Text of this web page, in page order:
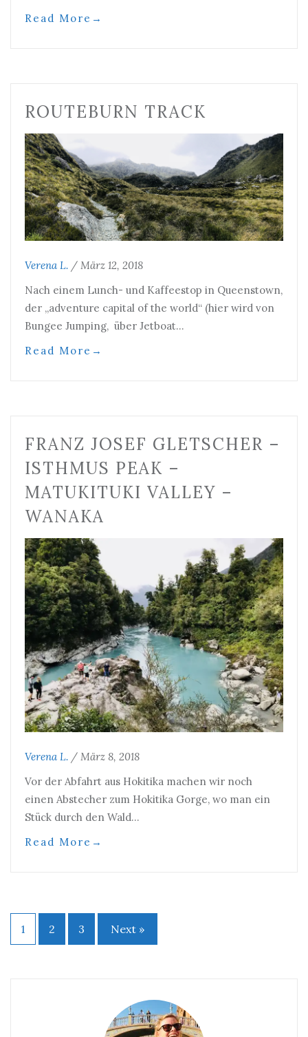
Read More →
ROUTEBURN TRACK
Verena L. / März 12, 2018
Nach einem Lunch- und Kaffeestop in Queenstown,
der „adventure capital of the world“ (hier wird von
Bungee Jumping, über Jetboat…
Read More →
FRANZ JOSEF GLETSCHER –
ISTHMUS PEAK –
MATUKITUKI VALLEY –
WANAKA
Verena L. / März 8, 2018
Vor der Abfahrt aus Hokitika machen wir noch
einen Abstecher zum Hokitika Gorge, wo man ein
Stück durch den Wald…
Read More →
Beitragsnavigation
1 2 3 Next »